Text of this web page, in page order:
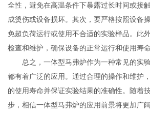
全性，避免在高温条件下暴露过长时间或接
成烫伤或设备损坏。其次，要严格按照设备
免超负荷运行或使用不合适的实验样品。此
检查和维护，确保设备的正常运行和使用寿命
总之，一体型马弗炉作为一种常见的实
都有着广泛的应用。通过合理的操作和维护
的使用寿命并保证实验结果的准确性。随着
步，相信一体型马弗炉的应用前景将更加广阔